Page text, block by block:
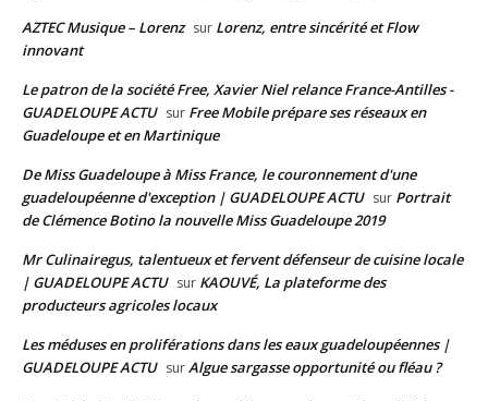
AZTEC Musique – Lorenz sur Lorenz, entre sincérité et Flow
innovant
Le patron de la société Free, Xavier Niel relance France-Antilles -
GUADELOUPE ACTU sur Free Mobile prépare ses réseaux en
Guadeloupe et en Martinique
De Miss Guadeloupe à Miss France, le couronnement d'une
guadeloupéenne d'exception | GUADELOUPE ACTU sur Portrait
de Clémence Botino la nouvelle Miss Guadeloupe 2019
Mr Culinairegus, talentueux et fervent défenseur de cuisine locale
| GUADELOUPE ACTU sur KAOUVÉ, La plateforme des
producteurs agricoles locaux
Les méduses en proliférations dans les eaux guadeloupéennes |
GUADELOUPE ACTU surAlgue sargasse opportunité ou fléau ?